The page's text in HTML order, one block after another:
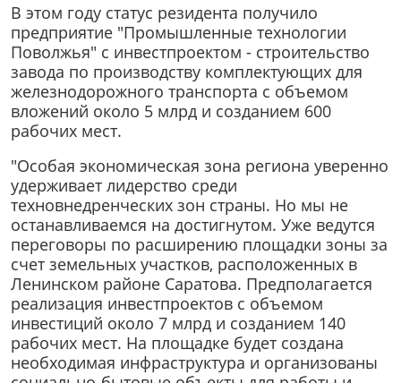
В этом году статус резидента получило
предприятие "Промышленные технологии
Поволжья" с инвестпроектом - строительство
завода по производству комплектующих для
железнодорожного транспорта с объемом
вложений около 5 млрд и созданием 600
рабочих мест.
"Особая экономическая зона региона уверенно
удерживает лидерство среди
техновнедренческих зон страны. Но мы не
останавливаемся на достигнутом. Уже ведутся
переговоры по расширению площадки зоны за
счет земельных участков, расположенных в
Ленинском районе Саратова. Предполагается
реализация инвестпроектов с объемом
инвестиций около 7 млрд и созданием 140
рабочих мест. На площадке будет создана
необходимая инфраструктура и организованы